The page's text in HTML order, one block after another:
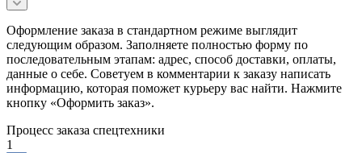
Оформление заказа в стандартном режиме выглядит
следующим образом. Заполняете полностью форму по
последовательным этапам: адрес, способ доставки, оплаты,
данные о себе. Советуем в комментарии к заказу написать
информацию, которая поможет курьеру вас найти. Нажмите
кнопку «Оформить заказ».
Процесс заказа спецтехники
1